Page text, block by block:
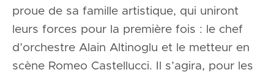
proue de sa famille artistique, qui uniront
leurs forces pour la première fois : le chef
d’orchestre Alain Altinoglu et le metteur en
scène Romeo Castellucci. Il s’agira, pour les